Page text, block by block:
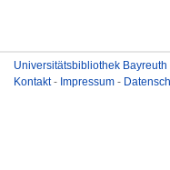
Universitätsbibliothek Bayreuth
Kontakt- Impressum -